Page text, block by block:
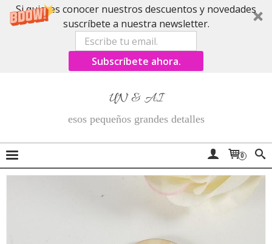
Si quieres conocer nuestros descuentos y novedades
suscríbete a nuestra newsletter.
Subscríbete ahora.
UN & AI
esos pequeños grandes detalles
0